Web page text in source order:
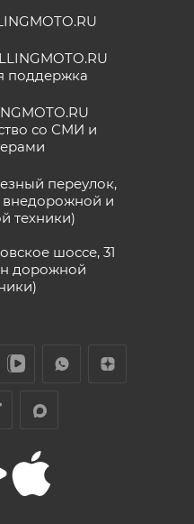
поддержка
со СМИ и
переулок,
внедорожной и
техники)
шоссе, 31
дорожной